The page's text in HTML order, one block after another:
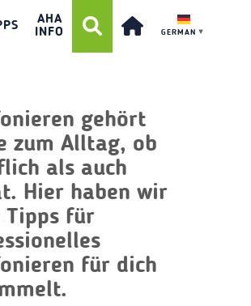
AHA
INFO
GERMAN ▼
gehört
zum Alltag, ob
als auch
Hier haben wir
Tipps für
für dich